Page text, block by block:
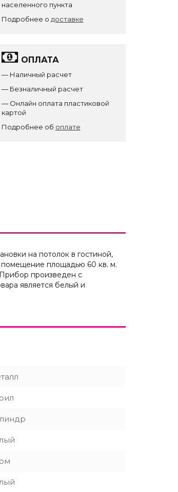
населенного пункта
Подробнее о доставке
ОПЛАТА
— Наличный расчет
— Безналичный расчет
— Онлайн оплата пластиковой
картой
Подробнее об оплате
на потолок в гостиной,
площадью 60 кв. м.
произведен с
является белый и